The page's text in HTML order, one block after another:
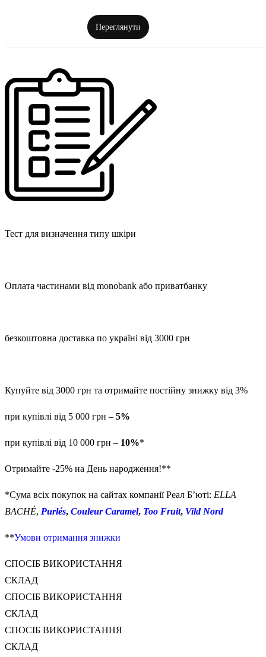
Переглянути
Тест для визначення типу шкіри
Оплата частинами від monobank або приватбанку
безкоштовна доставка по україні від 3000 грн
Купуйте від 3000 грн та отримайте постійну знижку від 3%
при купівлі від 5 000 грн – 5%
при купівлі від 10 000 грн – 10%*
Отримайте -25% на День народження!**
*Сума всіх покупок на сайтах компанії Реал Б’юті: ELLA
BACHÉ, Purlés, Couleur Caramel, Too Fruit, Vild Nord
**Умови отримання знижки
СПОСІБ ВИКОРИСТАННЯ
СКЛАД
СПОСІБ ВИКОРИСТАННЯ
СКЛАД
СПОСІБ ВИКОРИСТАННЯ
СКЛАД